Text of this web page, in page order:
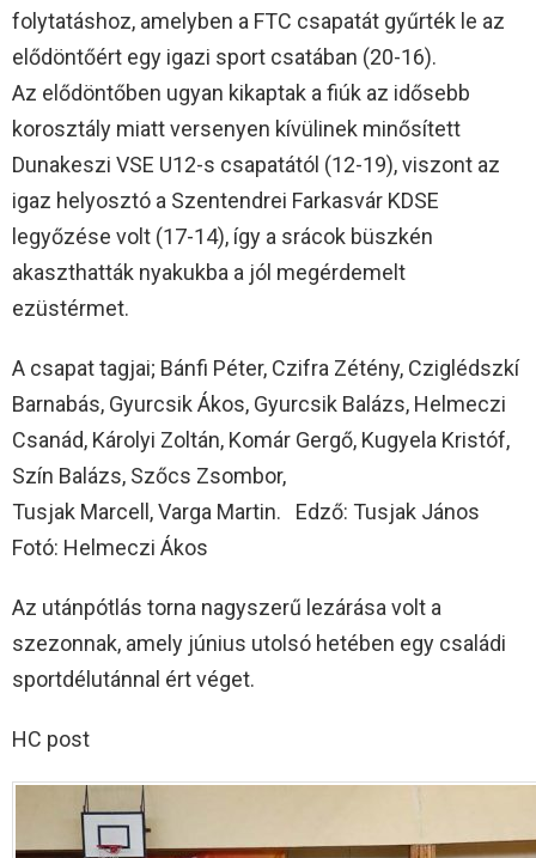
folytatáshoz, amelyben a FTC csapatát gyűrték le az
elődöntőért egy igazi sport csatában (20-16).
Az elődöntőben ugyan kikaptak a fiúk az idősebb
korosztály miatt versenyen kívülinek minősített
Dunakeszi VSE U12-s csapatától (12-19), viszont az
igaz helyosztó a Szentendrei Farkasvár KDSE
legyőzése volt (17-14), így a srácok büszkén
akaszthatták nyakukba a jól megérdemelt
ezüstérmet.
A csapat tagjai; Bánfi Péter, Czifra Zétény, Cziglédszkí
Barnabás, Gyurcsik Ákos, Gyurcsik Balázs, Helmeczi
Csanád, Károlyi Zoltán, Komár Gergő, Kugyela Kristóf,
Szín Balázs, Szőcs Zsombor,
Tusjak Marcell, Varga Martin. Edző: Tusjak János
Fotó: Helmeczi Ákos
Az utánpótlás torna nagyszerű lezárása volt a
szezonnak, amely június utolsó hetében egy családi
sportdélutánnal ért véget.
HC post